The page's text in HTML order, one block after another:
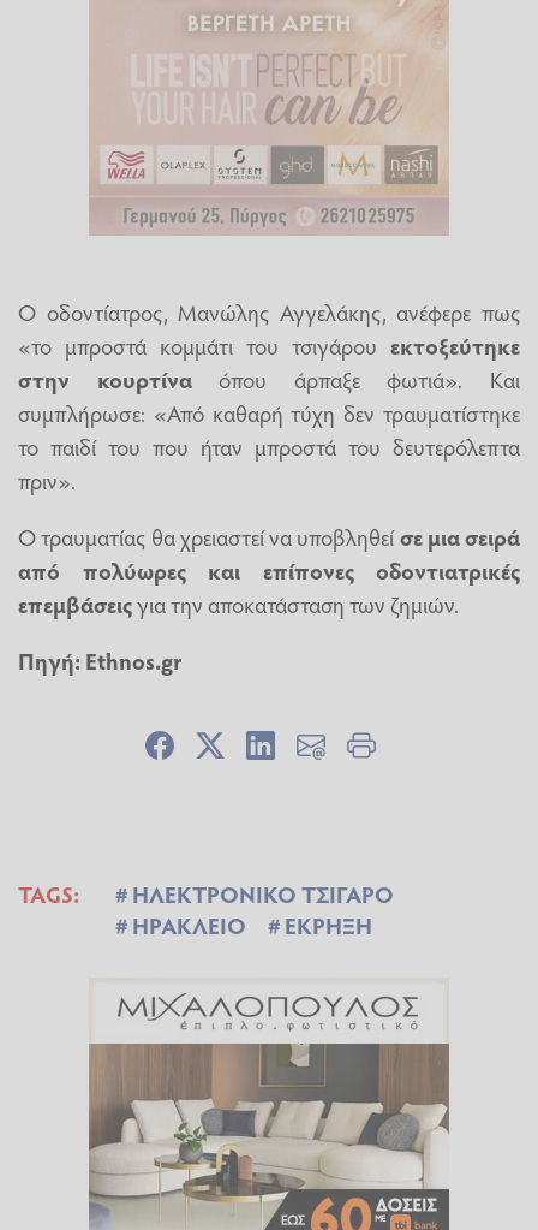
Ο οδοντίατρος, Μανώλης Αγγελάκης, ανέφερε πως
«το μπροστά κομμάτι του τσιγάρου εκτοξεύτηκε
στην κουρτίναόπου άρπαξε φωτιά». Και
συμπλήρωσε: «Από καθαρή τύχη δεν τραυματίστηκε
το παιδί του που ήταν μπροστά του δευτερόλεπτα
πριν».
Ο τραυματίας θα χρειαστεί να υποβληθείσε μια σειρά
από πολύωρες και επίπονες οδοντιατρικές
επεμβάσειςγια την αποκατάσταση των ζημιών.
Πηγή: Ethnos.gr
TAGS:
ΗΛΕΚΤΡΟΝΙΚΟ ΤΣΙΓΑΡΟ
ΗΡΑΚΛΕΙΟ
ΕΚΡΗΞΗ